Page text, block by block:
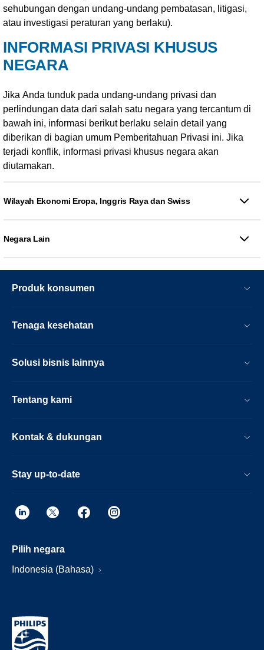
sehubungan dengan undang-undang pembatasan, litigasi,
atau investigasi peraturan yang berlaku).
INFORMASI PRIVASI KHUSUS
NEGARA
Jika Anda tunduk pada undang-undang privasi dan
perlindungan data dari salah satu negara yang tercantum di
bawah ini, informasi berikut berlaku selain detail yang
diberikan di bagian umum Pemberitahuan Privasi ini. Jika
terjadi konflik, informasi privasi khusus negara akan
diutamakan.
Wilayah Ekonomi Eropa, Inggris Raya dan Swiss
Negara Lain
Produk konsumen
Tenaga kesehatan
Solusi bisnis lainnya
Tentang kami
Kontak & dukungan
Stay up-to-date
Pilih negara
Indonesia (Bahasa)